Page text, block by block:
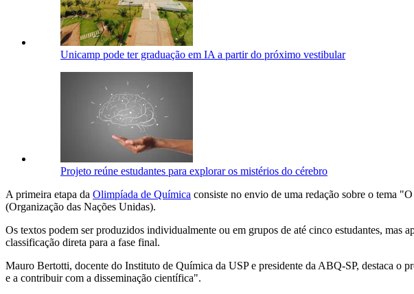
Unicamp pode ter graduação em IA a partir do próximo vestibular
Projeto reúne estudantes para explorar os mistérios do cérebro
A primeira etapa da Olimpíada de Química consiste no envio de uma redação sobre o tema
(Organização das Nações Unidas).
Os textos podem ser produzidos individualmente ou em grupos de até cinco estudantes, mas
classificação direta para a fase final.
Mauro Bertotti, docente do Instituto de Química da USP e presidente da ABQ-SP, destaca o
e a contribuir com a disseminação científica".